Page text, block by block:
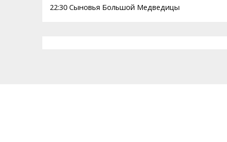
22:30 Сыновья Большой Медведицы